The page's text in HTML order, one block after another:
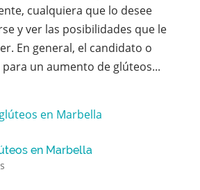
cualquiera que lo desee
y ver las posibilidades que le
En general, el candidato o
un aumento de glúteos...
en Marbella